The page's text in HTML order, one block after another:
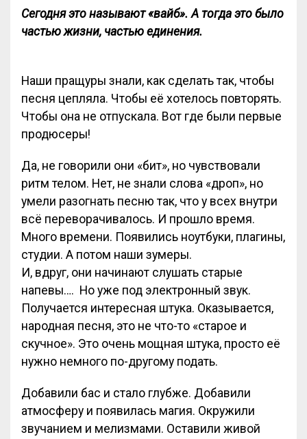
Сегодня это называют «вайб». А тогда это было
частью жизни, частью единения.
Наши пращуры знали, как сделать так, чтобы
песня цепляла. Чтобы её хотелось повторять.
Чтобы она не отпускала. Вот где были первые
продюсеры!
Да, не говорили они «бит», но чувствовали
ритм телом. Нет, не знали слова «дроп», но
умели разогнать песню так, что у всех внутри
всё переворачивалось. И прошло время.
Много времени. Появились ноутбуки, плагины,
студии. А потом наши зумеры.
И, вдруг, они начинают слушать старые
напевы…. Но уже под электронный звук.
Получается интересная штука. Оказывается,
народная песня, это не что-то «старое и
скучное». Это очень мощная штука, просто её
нужно немного по-другому подать.
Добавили бас и стало глубже. Добавили
атмосферу и появилась магия. Окружили
звучанием и мелизмами. Оставили живой